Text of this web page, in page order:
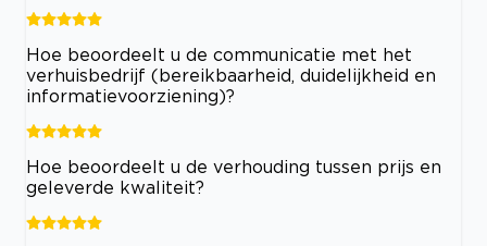
Hoe beoordeelt u de communicatie met het
verhuisbedrijf (bereikbaarheid, duidelijkheid en
informatievoorziening)?
Hoe beoordeelt u de verhouding tussen prijs en
geleverde kwaliteit?